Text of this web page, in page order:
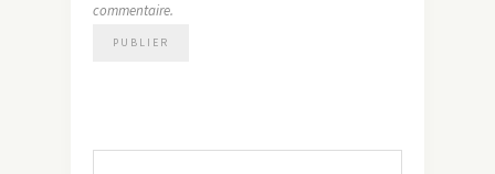
commentaire.